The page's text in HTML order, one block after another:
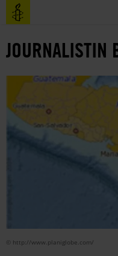
Direkt
zum
Benutzermenü
JOURNALISTIN
© http://www.planiglobe.com/